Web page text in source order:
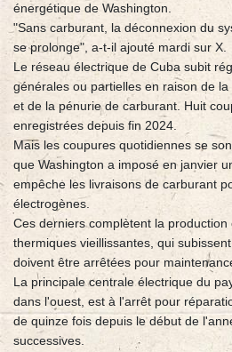
énergétique de Washington.
"Sans carburant, la déconnexion du
se prolonge", a-t-il ajouté mardi sur X.
Le réseau électrique de Cuba subit
générales ou partielles en raison de
et de la pénurie de carburant. Huit
enregistrées depuis fin 2024.
Mais les coupures quotidiennes se
que Washington a imposé en janvier
empêche les livraisons de carburant
électrogènes.
Ces derniers complètent la
thermiques vieillissantes, qui
doivent être arrêtées pour
La principale centrale électrique du
dans l'ouest, est à l'arrêt pour
de quinze fois depuis le début de
successives.